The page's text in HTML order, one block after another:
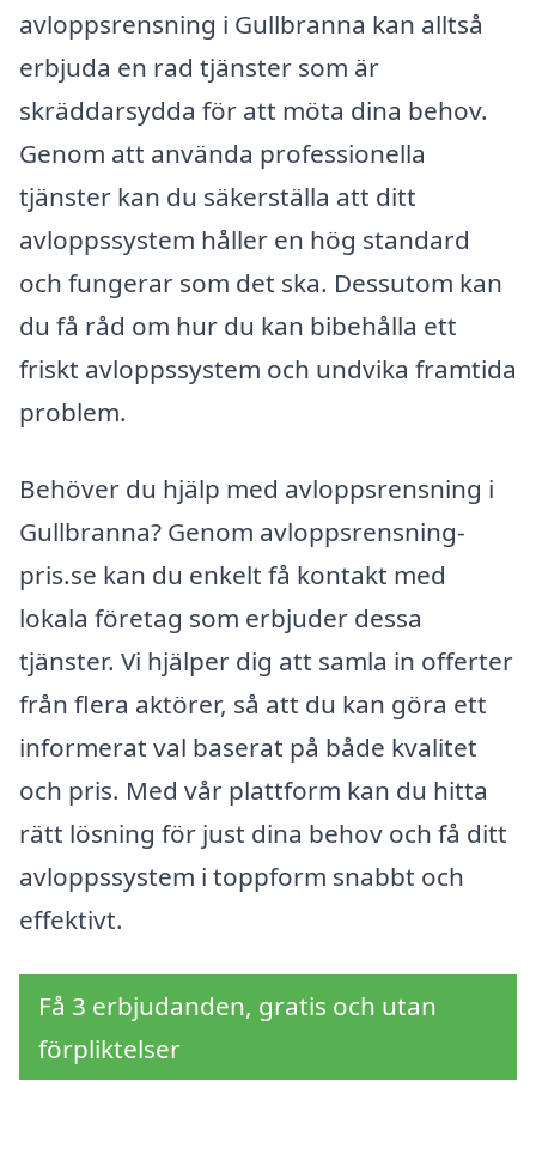
avloppsrensning i Gullbranna kan alltså
erbjuda en rad tjänster som är
skräddarsydda för att möta dina behov.
Genom att använda professionella
tjänster kan du säkerställa att ditt
avloppssystem håller en hög standard
och fungerar som det ska. Dessutom kan
du få råd om hur du kan bibehålla ett
friskt avloppssystem och undvika framtida
problem.
Behöver du hjälp med avloppsrensning i
Gullbranna? Genom avloppsrensning-
pris.se kan du enkelt få kontakt med
lokala företag som erbjuder dessa
tjänster. Vi hjälper dig att samla in offerter
från flera aktörer, så att du kan göra ett
informerat val baserat på både kvalitet
och pris. Med vår plattform kan du hitta
rätt lösning för just dina behov och få ditt
avloppssystem i toppform snabbt och
effektivt.
Få 3 erbjudanden, gratis och utan
förpliktelser